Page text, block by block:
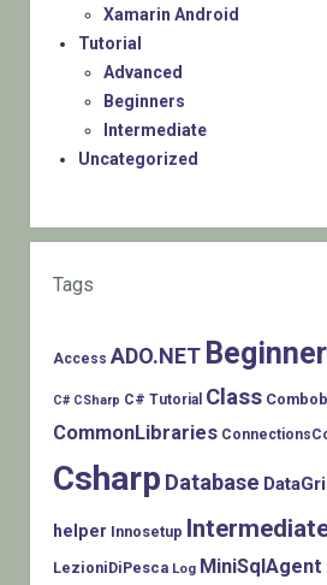
Xamarin Android
Tutorial
Advanced
Beginners
Intermediate
Uncategorized
Tags
Access ADO.NET
C# CSharp C# Tutorial Class
CommonLibraries
Csharp Database
helper Innosetup
LezioniDiPesca Log MiniSqlAgent